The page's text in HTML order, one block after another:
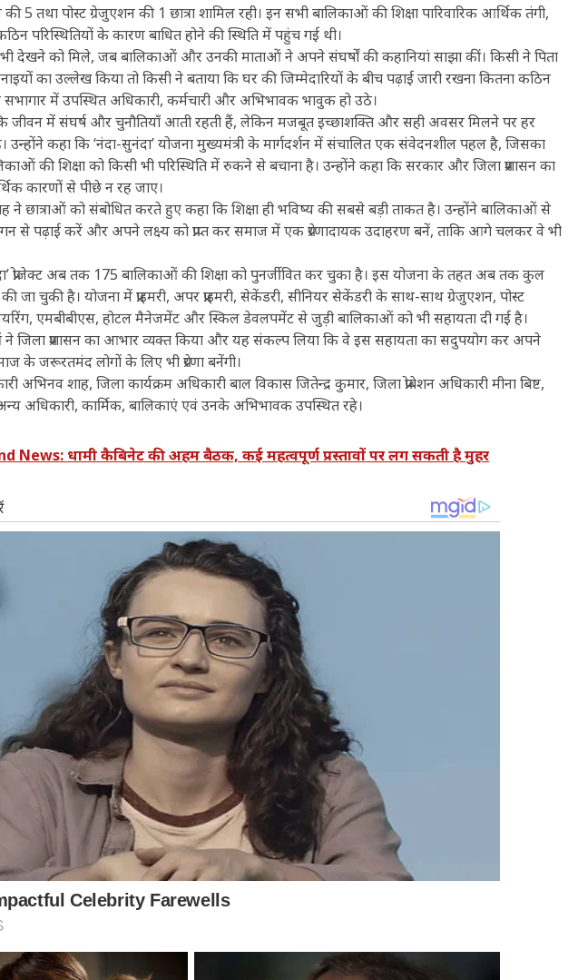
5 तथा पोस्ट ग्रेजुएशन की 1 छात्रा शामिल रही। इन सभी बालिकाओं की शिक्षा पारिवारिक आर्थिक तंगी,
परिस्थितियों के कारण बाधित होने की स्थिति में पहुंच गई थी।
देखने को मिले, जब बालिकाओं और उनकी माताओं ने अपने संघर्षों की कहानियां साझा कीं। किसी ने पिता
का उल्लेख किया तो किसी ने बताया कि घर की जिम्मेदारियों के बीच पढ़ाई जारी रखना कितना कठिन
में उपस्थित अधिकारी, कर्मचारी और अभिभावक भावुक हो उठे।
जीवन में संघर्ष और चुनौतियाँ आती रहती हैं, लेकिन मजबूत इच्छाशक्ति और सही अवसर मिलने पर हर
उन्होंने कहा कि ‘नंदा-सुनंदा’ योजना मुख्यमंत्री के मार्गदर्शन में संचालित एक संवेदनशील पहल है, जिसका
की शिक्षा को किसी भी परिस्थिति में रुकने से बचाना है। उन्होंने कहा कि सरकार और जिला प्रशासन का
कारणों से पीछे न रह जाए।
ने छात्राओं को संबोधित करते हुए कहा कि शिक्षा ही भविष्य की सबसे बड़ी ताकत है। उन्होंने बालिकाओं से
से पढ़ाई करें और अपने लक्ष्य को प्राप्त कर समाज में एक प्रेरणादायक उदाहरण बनें, ताकि आगे चलकर वे भी
प्रोजेक्ट अब तक 175 बालिकाओं की शिक्षा को पुनर्जीवित कर चुका है। इस योजना के तहत अब तक कुल
जा चुकी है। योजना में प्राइमरी, अपर प्राइमरी, सेकेंडरी, सीनियर सेकेंडरी के साथ-साथ ग्रेजुएशन, पोस्ट
एमबीबीएस, होटल मैनेजमेंट और स्किल डेवलपमेंट से जुड़ी बालिकाओं को भी सहायता दी गई है।
जिला प्रशासन का आभार व्यक्त किया और यह संकल्प लिया कि वे इस सहायता का सदुपयोग कर अपने
के जरूरतमंद लोगों के लिए भी प्रेरणा बनेंगी।
शाह, जिला कार्यक्रम अधिकारी बाल विकास जितेन्द्र कुमार, जिला प्रोबेशन अधिकारी मीना बिष्ट,
अधिकारी, कार्मिक, बालिकाएं एवं उनके अभिभावक उपस्थित रहे।
News: धामी कैबिनेट की अहम बैठक, कई महत्वपूर्ण प्रस्तावों पर लग सकती है मुहर